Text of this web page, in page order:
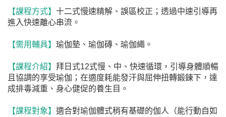
【課程方式】 十二式慢速精解、誤區校正；透過中速引導再
進入快速離心串流。
【需用輔具】 瑜伽墊、瑜伽磚、瑜伽繩。
【課程介紹】 拜日式12式慢、中、快速循環，引導身體順暢
且協調的享受瑜伽；在適度耗能發汗與屈伸扭轉鍛鍊下，達
成排毒減重、身心健促的養生目。
【課程對象】 適合對瑜伽體式稍有基礎的伽人（能行動自如